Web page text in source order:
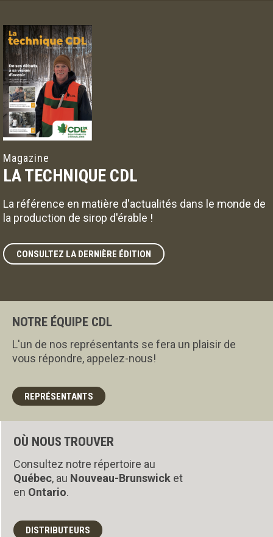
Magazine
LA TECHNIQUE CDL
La référence en matière d'actualités dans le monde de
la production de sirop d'érable !
CONSULTEZ LA DERNIÈRE ÉDITION
NOTRE ÉQUIPE CDL
L'un de nos représentants se fera un plaisir de
vous répondre, appelez-nous!
REPRÉSENTANTS
OÙ NOUS TROUVER
Consultez notre répertoire au
Québec, au Nouveau-Brunswick et
en Ontario.
DISTRIBUTEURS